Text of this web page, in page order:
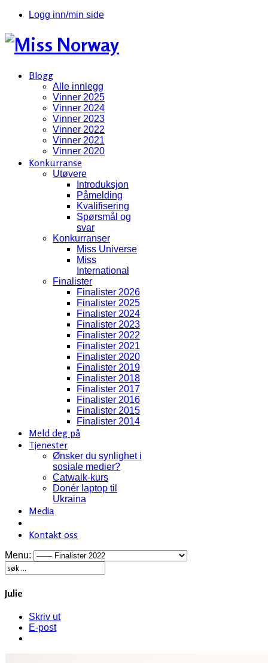
Logg inn/min side
Blogg
Alle innlegg
Vinner 2025
Vinner 2024
Vinner 2023
Vinner 2022
Vinner 2021
Vinner 2020
Konkurranse
Utøvere
Introduksjon
Påmelding
Kvalifisering
Spørsmål og
svar
Konkurranser
Miss Universe
Miss
International
Finalister
Finalister 2026
Finalister 2025
Finalister 2024
Finalister 2023
Finalister 2022
Finalister 2021
Finalister 2020
Finalister 2019
Finalister 2018
Finalister 2017
Finalister 2016
Finalister 2015
Finalister 2014
Meld deg på
Tjenester
Ønsker du synlighet i
sosiale medier?
Catwalk-kurs
Donér laptop til
Ukraina
Media
Kontakt oss
Menu:
Julie
Skriv ut
E-post